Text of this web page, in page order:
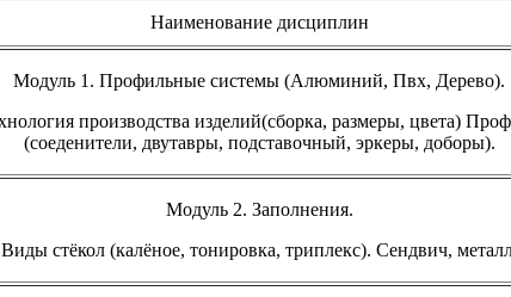
Наименование дисциплин
Модуль 1. Профильные системы (Алюминий, Пвх, Дерево).
производства изделий(сборка, размеры, цвета)
(соеденители, двутавры, подставочный, эркеры, доборы).
Модуль 2. Заполнения.
стёкол (калёное, тонировка, триплекс). Сендвич,